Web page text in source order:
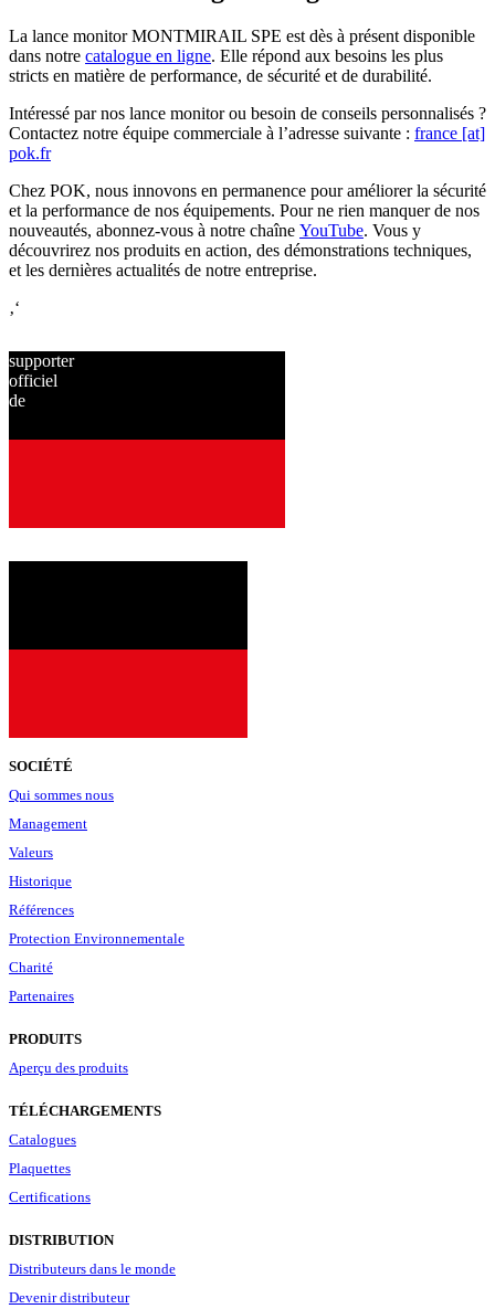
La lance monitor MONTMIRAIL SPE est dès à présent disponible
dans notre catalogue en ligne. Elle répond aux besoins les plus
stricts en matière de performance, de sécurité et de durabilité.
Intéressé par nos lance monitor ou besoin de conseils personnalisés ?
Contactez notre équipe commerciale à l’adresse suivante : france [at]
pok.fr
Chez POK, nous innovons en permanence pour améliorer la sécurité
et la performance de nos équipements. Pour ne rien manquer de nos
nouveautés, abonnez-vous à notre chaîne YouTube. Vous y
découvrirez nos produits en action, des démonstrations techniques,
et les dernières actualités de notre entreprise.
‚‘
supporter
officiel
de
SOCIÉTÉ
Qui sommes nous
Management
Valeurs
Historique
Références
Protection Environnementale
Charité
Partenaires
PRODUITS
Aperçu des produits
TÉLÉCHARGEMENTS
Catalogues
Plaquettes
Certifications
DISTRIBUTION
Distributeurs dans le monde
Devenir distributeur